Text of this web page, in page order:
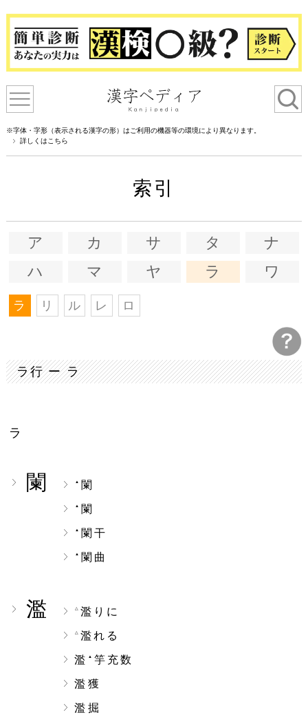
※字体・字形（表示される漢字の形）はご利用の機器等の環境により異なります。
詳しくはこちら
索引
ア カ サ タ
ナ
ハ
マ ヤ ラ ワ
ラ リ ル レ ロ
ラ行 ー ラ
ラ
闌 ▲闌
▲闌
▲闌干
▲闌曲
濫 △ 濫りに
△ 濫れる
濫
▲ 竽充数
濫獲
濫掘